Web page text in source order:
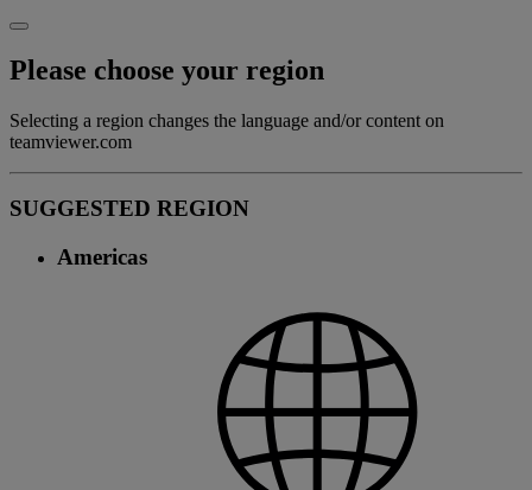
Please choose your region
Selecting a region changes the language and/or content on
teamviewer.com
SUGGESTED REGION
Americas